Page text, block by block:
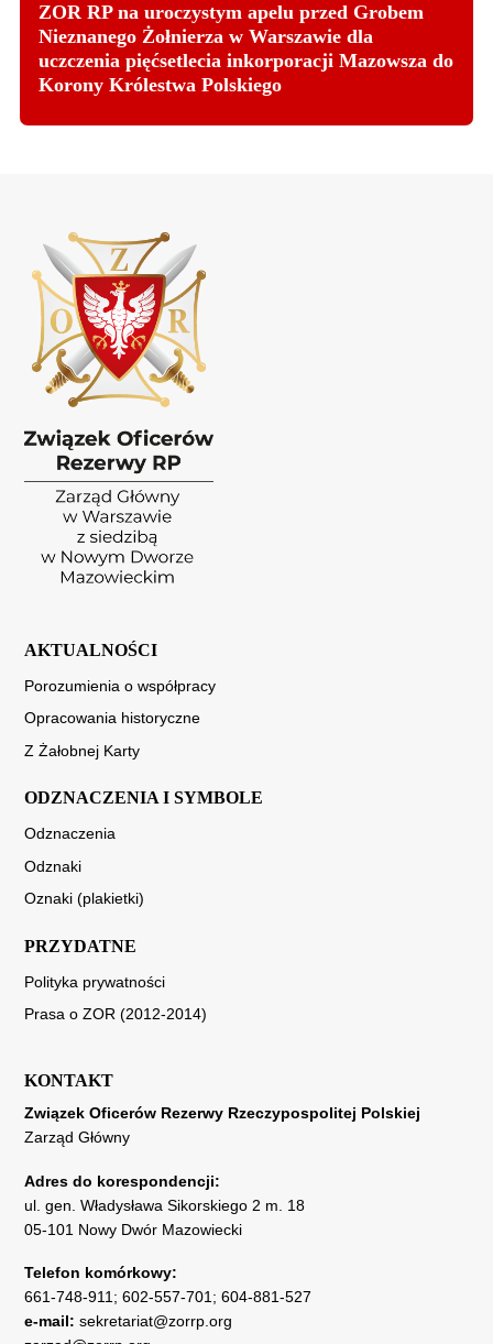
ZOR RP na uroczystym apelu przed Grobem
Nieznanego Żołnierza w Warszawie dla
uczczenia pięćsetlecia inkorporacji Mazowsza do
Korony Królestwa Polskiego
AKTUALNOŚCI
Porozumienia o współpracy
Opracowania historyczne
Z Żałobnej Karty
ODZNACZENIA I SYMBOLE
Odznaczenia
Odznaki
Oznaki (plakietki)
PRZYDATNE
Polityka prywatności
Prasa o ZOR (2012-2014)
KONTAKT
Związek Oficerów Rezerwy Rzeczypospolitej Polskiej
Zarząd Główny
Adres do korespondencji:
ul. gen. Władysława Sikorskiego 2 m. 18
05-101 Nowy Dwór Mazowiecki
Telefon komórkowy:
661-748-911; 602-557-701; 604-881-527
e-mail: sekretariat@zorrp.org